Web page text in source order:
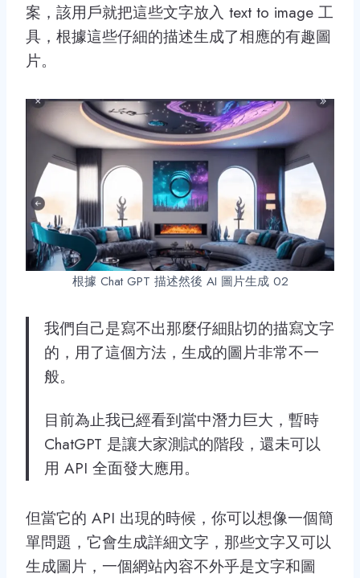
案，該用戶就把這些文字放入 text to image 工
具，根據這些仔細的描述生成了相應的有趣圖
片。
根據 Chat GPT 描述然後 AI 圖片生成 02
我們自己是寫不出那麼仔細貼切的描寫文字
的，用了這個方法，生成的圖片非常不一
般。
目前為止我已經看到當中潛力巨大，暫時
ChatGPT 是讓大家測試的階段，還未可以
用 API 全面發大應用。
但當它的 API 出現的時候，你可以想像一個簡
單問題，它會生成詳細文字，那些文字又可以
生成圖片，一個網站內容不外乎是文字和圖